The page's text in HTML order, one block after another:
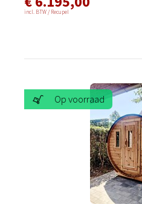
incl. BTW / Recupel
Op voorraad